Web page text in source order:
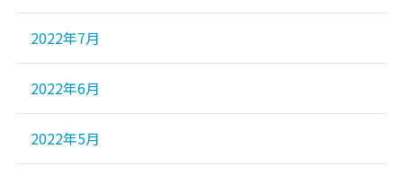
2022年7月
2022年6月
2022年5月